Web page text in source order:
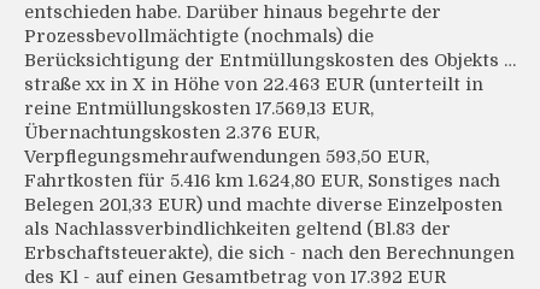
entschieden habe. Darüber hinaus begehrte der
Prozessbevollmächtigte (nochmals) die
Berücksichtigung der Entmüllungskosten des Objekts …
straße xx in X in Höhe von 22.463 EUR (unterteilt in
reine Entmüllungskosten 17.569,13 EUR,
Übernachtungskosten 2.376 EUR,
Verpflegungsmehraufwendungen 593,50 EUR,
Fahrtkosten für 5.416 km 1.624,80 EUR, Sonstiges nach
Belegen 201,33 EUR) und machte diverse Einzelposten
als Nachlassverbindlichkeiten geltend (Bl.83 der
Erbschaftsteuerakte), die sich - nach den Berechnungen
des Kl - auf einen Gesamtbetrag von 17.392 EUR